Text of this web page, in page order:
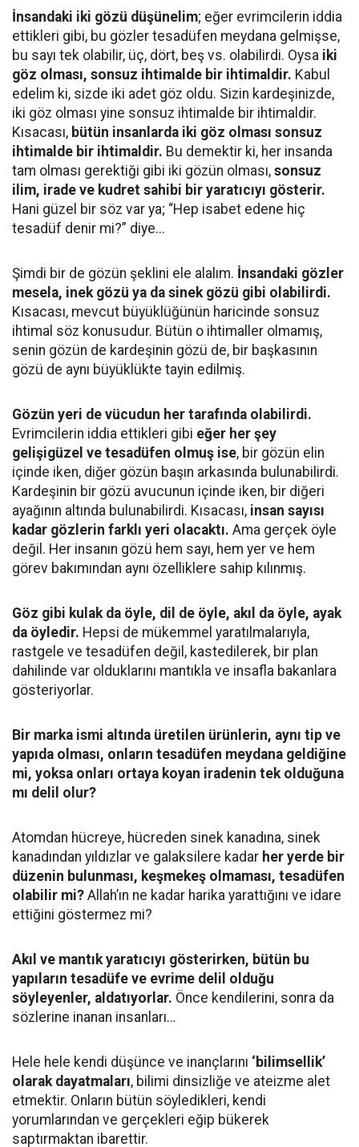
İnsandaki iki gözü düşünelim; eğer evrimcilerin iddia
ettikleri gibi, bu gözler tesadüfen meydana gelmişse,
bu sayı tek olabilir, üç, dört, beş vs. olabilirdi. Oysa iki
göz olması, sonsuz ihtimalde bir ihtimaldir. Kabul
edelim ki, sizde iki adet göz oldu. Sizin kardeşinizde,
iki göz olması yine sonsuz ihtimalde bir ihtimaldir.
Kısacası, bütün insanlarda iki göz olması sonsuz
ihtimalde bir ihtimaldir. Bu demektir ki, her insanda
tam olması gerektiği gibi iki gözün olması, sonsuz
ilim, irade ve kudret sahibi bir yaratıcıyı gösterir.
Hani güzel bir söz var ya; “Hep isabet edene hiç
tesadüf denir mi?” diye...
Şimdi bir de gözün şeklini ele alalım. İnsandaki gözler
mesela, inek gözü ya da sinek gözü gibi olabilirdi.
Kısacası, mevcut büyüklüğünün haricinde sonsuz
ihtimal söz konusudur. Bütün o ihtimaller olmamış,
senin gözün de kardeşinin gözü de, bir başkasının
gözü de aynı büyüklükte tayin edilmiş.
Gözün yeri de vücudun her tarafında olabilirdi.
Evrimcilerin iddia ettikleri gibi eğer her şey
gelişigüzel ve tesadüfen olmuş ise, bir gözün elin
içinde iken, diğer gözün başın arkasında bulunabilirdi.
Kardeşinin bir gözü avucunun içinde iken, bir diğeri
ayağının altında bulunabilirdi. Kısacası, insan sayısı
kadar gözlerin farklı yeri olacaktı. Ama gerçek öyle
değil. Her insanın gözü hem sayı, hem yer ve hem
görev bakımından aynı özelliklere sahip kılınmış.
Göz gibi kulak da öyle, dil de öyle, akıl da öyle, ayak
da öyledir. Hepsi de mükemmel yaratılmalarıyla,
rastgele ve tesadüfen değil, kastedilerek, bir plan
dahilinde var olduklarını mantıkla ve insafla bakanlara
gösteriyorlar.
Bir marka ismi altında üretilen ürünlerin, aynı tip ve
yapıda olması, onların tesadüfen meydana geldiğine
mi, yoksa onları ortaya koyan iradenin tek olduğuna
mı delil olur?
Atomdan hücreye, hücreden sinek kanadına, sinek
kanadından yıldızlar ve galaksilere kadar her yerde bir
düzenin bulunması, keşmekeş olmaması, tesadüfen
olabilir mi? Allah’ın ne kadar harika yarattığını ve idare
ettiğini göstermez mi?
Akıl ve mantık yaratıcıyı gösterirken, bütün bu
yapıların tesadüfe ve evrime delil olduğu
söyleyenler, aldatıyorlar. Önce kendilerini, sonra da
sözlerine inanan insanları…
Hele hele kendi düşünce ve inançlarını ‘bilimsellik’
olarak dayatmaları, bilimi dinsizliğe ve ateizme alet
etmektir. Onların bütün söyledikleri, kendi
yorumlarından ve gerçekleri eğip bükerek
saptırmaktan ibarettir.